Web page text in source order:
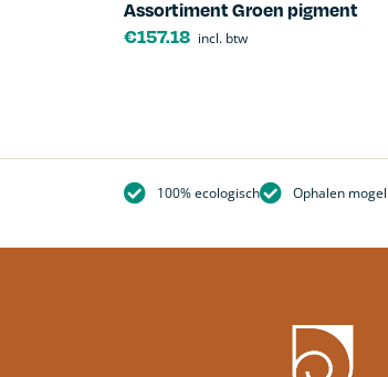
Assortiment Groen pigment
€157.18 incl. btw
100% ecologisch Ophalen